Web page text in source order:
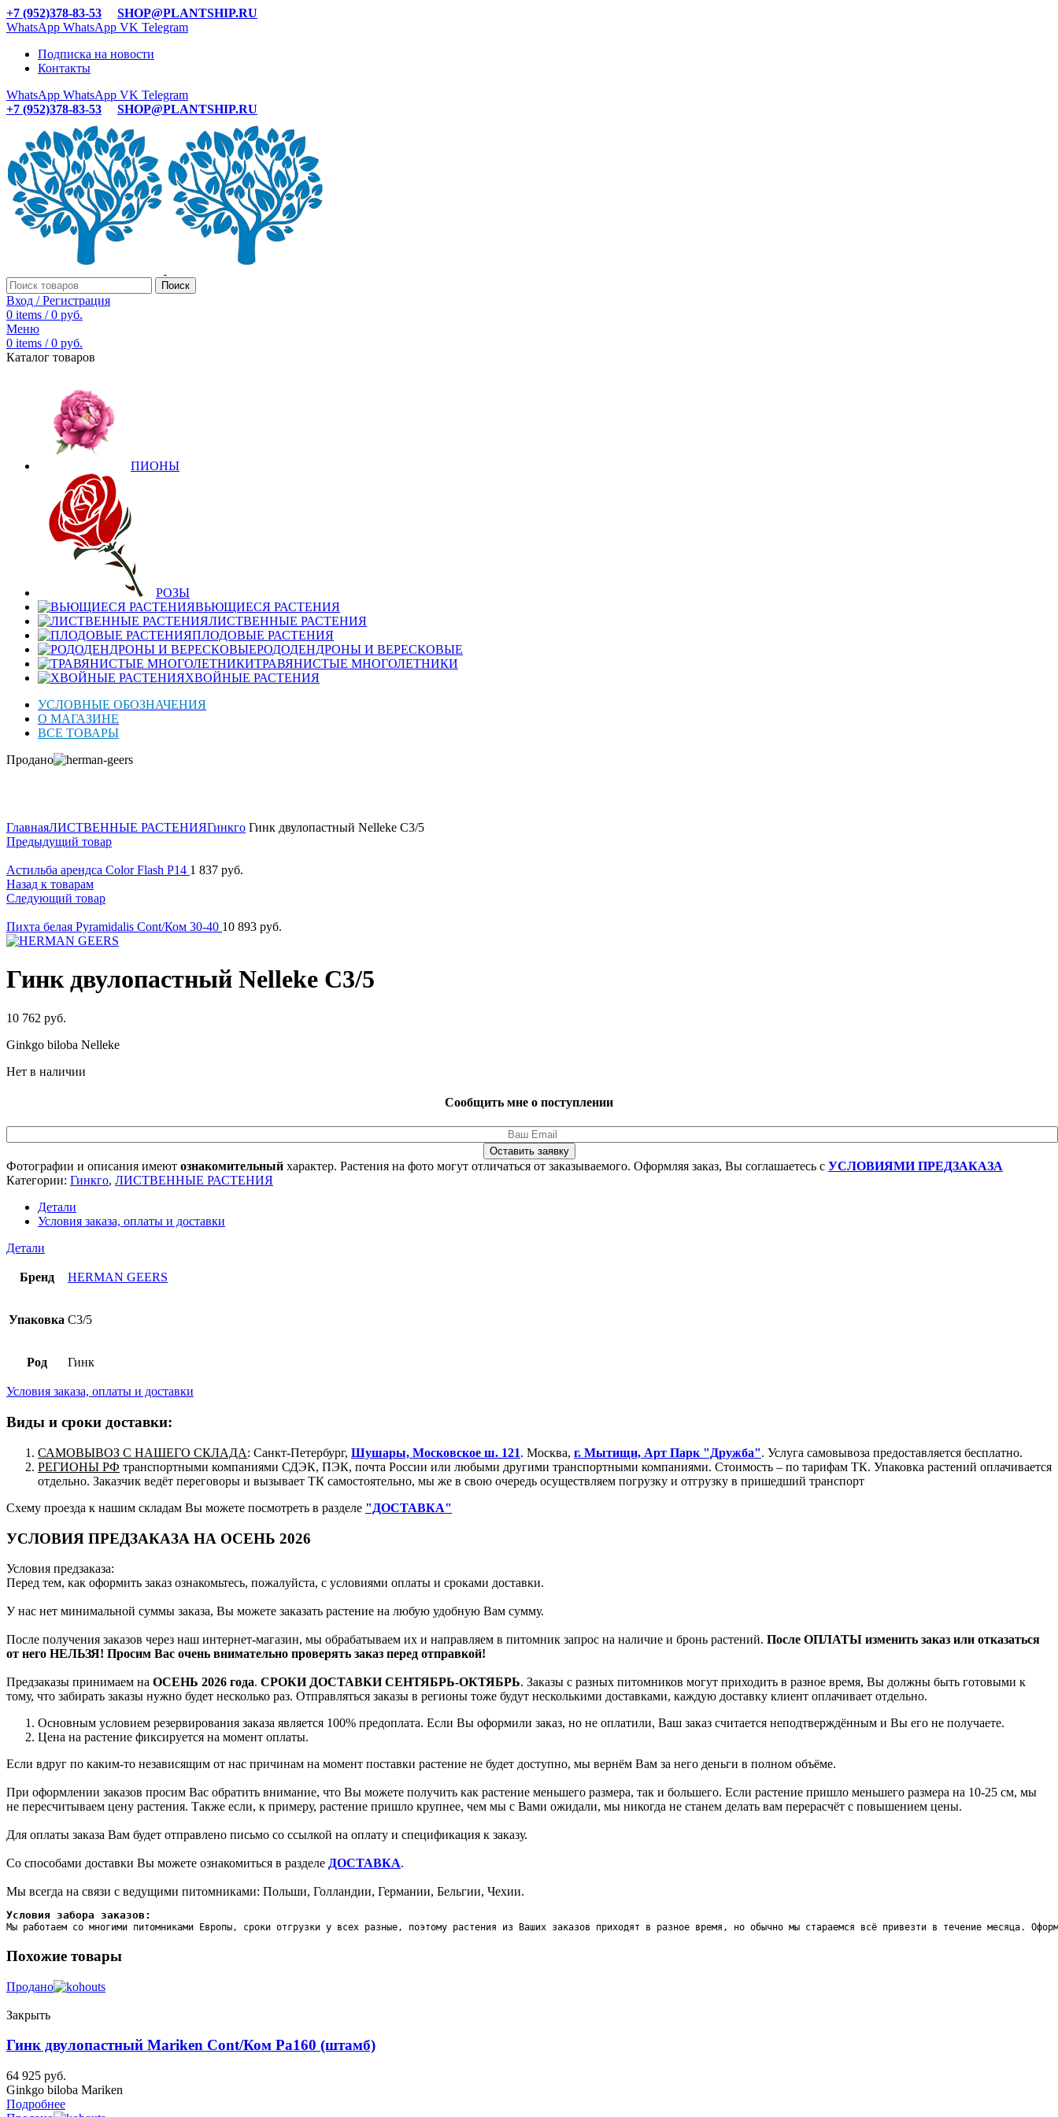
+7 (952)378-83-53
SHOP@PLANTSHIP.RU
WhatsApp WhatsApp VK Telegram
Подписка на новости
Контакты
WhatsApp WhatsApp VK Telegram
+7 (952)378-83-53
SHOP@PLANTSHIP.RU
Поиск
Вход / Регистрация
0 items / 0 руб.
Меню
0 items / 0 руб.
Каталог товаров
ПИОНЫ
РОЗЫ
ВЬЮЩИЕСЯ РАСТЕНИЯ
ЛИСТВЕННЫЕ РАСТЕНИЯ
ПЛОДОВЫЕ РАСТЕНИЯ
РОДОДЕНДРОНЫ И ВЕРЕСКОВЫЕ
ТРАВЯНИСТЫЕ МНОГОЛЕТНИКИ
ХВОЙНЫЕ РАСТЕНИЯ
УСЛОВНЫЕ ОБОЗНАЧЕНИЯ
О МАГАЗИНЕ
ВСЕ ТОВАРЫ
Продано
ГлавнаяЛИСТВЕННЫЕ РАСТЕНИЯГинкго Гинк двулопастный Nelleke C3/5
Предыдущий товар
Астильба арендса Color Flash P14 1 837 руб.
Назад к товарам
Следующий товар
Пихта белая Pyramidalis Cont/Ком 30-40 10 893 руб.
Гинк двулопастный Nelleke C3/5
10 762 руб.
Ginkgo biloba Nelleke
Нет в наличии
Сообщить мне о поступлении
Оставить заявку
Фотографии и описания имеют ознакомительный характер. Растения на фото могут отличаться от заказываемого. Оформляя заказ, Вы соглашаетесь с УСЛОВИЯМИ ПРЕДЗАКАЗА
Категории: Гинкго, ЛИСТВЕННЫЕ РАСТЕНИЯ
Детали
Условия заказа, оплаты и доставки
Детали
Бренд HERMAN GEERS
Упаковка C3/5
Род Гинк
Условия заказа, оплаты и доставки
Виды и сроки доставки:
САМОВЫВОЗ С НАШЕГО СКЛАДА: Санкт-Петербург, Шушары, Московское ш. 121. Москва, г. Мытищи, Арт Парк "Дружба". Услуга самовывоза предоставляется бесплатно.
РЕГИОНЫ РФ транспортными компаниями СДЭК, ПЭК, почта России или любыми другими транспортными компаниями. Стоимость – по тарифам ТК. Упаковка растений оплачивается
отдельно. Заказчик ведёт переговоры и вызывает ТК самостоятельно, мы же в свою очередь осуществляем погрузку и отгрузку в пришедший транспорт
Схему проезда к нашим складам Вы можете посмотреть в разделе "ДОСТАВКА"
УСЛОВИЯ ПРЕДЗАКАЗА НА ОСЕНЬ 2026
Условия предзаказа:
Перед тем, как оформить заказ ознакомьтесь, пожалуйста, с условиями оплаты и сроками доставки.
У нас нет минимальной суммы заказа, Вы можете заказать растение на любую удобную Вам сумму.
После получения заказов через наш интернет-магазин, мы обрабатываем их и направляем в питомник запрос на наличие и бронь растений. После ОПЛАТЫ изменить заказ или отказаться
от него НЕЛЬЗЯ! Просим Вас очень внимательно проверять заказ перед отправкой!
Предзаказы принимаем на ОСЕНЬ 2026 года. СРОКИ ДОСТАВКИ СЕНТЯБРЬ-ОКТЯБРЬ. Заказы с разных питомников могут приходить в разное время, Вы должны быть готовыми к
тому, что забирать заказы нужно будет несколько раз. Отправляться заказы в регионы тоже будут несколькими доставками, каждую доставку клиент оплачивает отдельно.
Основным условием резервирования заказа является 100% предоплата. Если Вы оформили заказ, но не оплатили, Ваш заказ считается неподтверждённым и Вы его не получаете.
Цена на растение фиксируется на момент оплаты.
Если вдруг по каким-то независящим от нас причинам на момент поставки растение не будет доступно, мы вернём Вам за него деньги в полном объёме.
При оформлении заказов просим Вас обратить внимание, что Вы можете получить как растение меньшего размера, так и большего. Если растение пришло меньшего размера на 10-25 см, мы
не пересчитываем цену растения. Также если, к примеру, растение пришло крупнее, чем мы с Вами ожидали, мы никогда не станем делать вам перерасчёт с повышением цены.
Для оплаты заказа Вам будет отправлено письмо со ссылкой на оплату и спецификация к заказу.
Со способами доставки Вы можете ознакомиться в разделе ДОСТАВКА.
Мы всегда на связи с ведущими питомниками: Польши, Голландии, Германии, Бельгии, Чехии.
Условия забора заказов:
Мы работаем со многими питомниками Европы, сроки отгрузки у всех разные, поэтому растения из Ваших заказов приходят в разное время, но обычно мы стараемся всё привезти в течение месяца.
Похожие товары
Продано
Закрыть
Гинк двулопастный Mariken Cont/Ком Pa160 (штамб)
64 925 руб.
Ginkgo biloba Mariken
Подробнее